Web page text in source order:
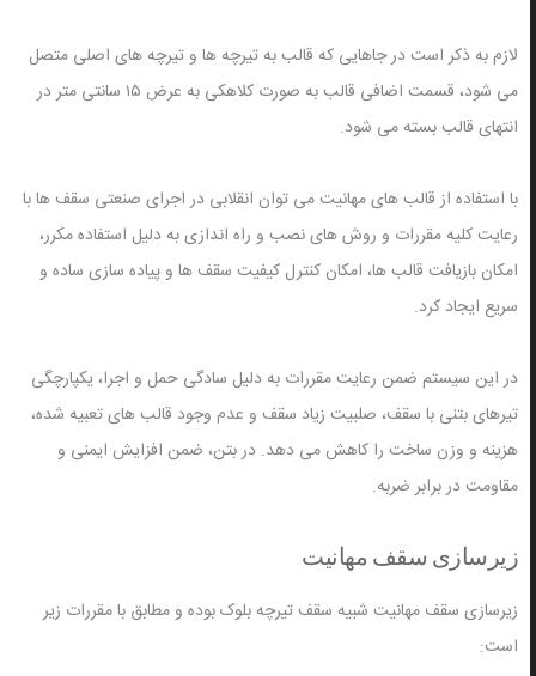
لازم به ذکر است در جاهایی که قالب به تیرچه ها و تیرچه های اصلی متصل
می شود، قسمت اضافی قالب به صورت کلاهکی به عرض ۱۵ سانتی متر در
انتهای قالب بسته می شود.
با استفاده از قالب های مهانیت می توان انقلابی در اجرای صنعتی سقف ها با
رعایت کلیه مقررات و روش های نصب و راه اندازی به دلیل استفاده مکرر،
امکان بازیافت قالب ها، امکان کنترل کیفیت سقف ها و پیاده سازی ساده و
سریع ایجاد کرد.
در این سیستم ضمن رعایت مقررات به دلیل سادگی حمل و اجرا، یکپارچگی
تیرهای بتنی با سقف، صلبیت زیاد سقف و عدم وجود قالب های تعبیه شده،
هزینه و وزن ساخت را کاهش می دهد. در بتن، ضمن افزایش ایمنی و
مقاومت در برابر ضربه.
زیرسازی سقف مهانیت
زیرسازی سقف مهانیت شبیه سقف تیرچه بلوک بوده و مطابق با مقررات زیر
است: